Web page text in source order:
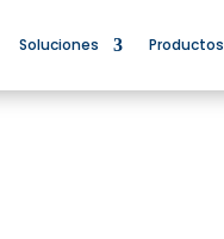
Soluciones Productos